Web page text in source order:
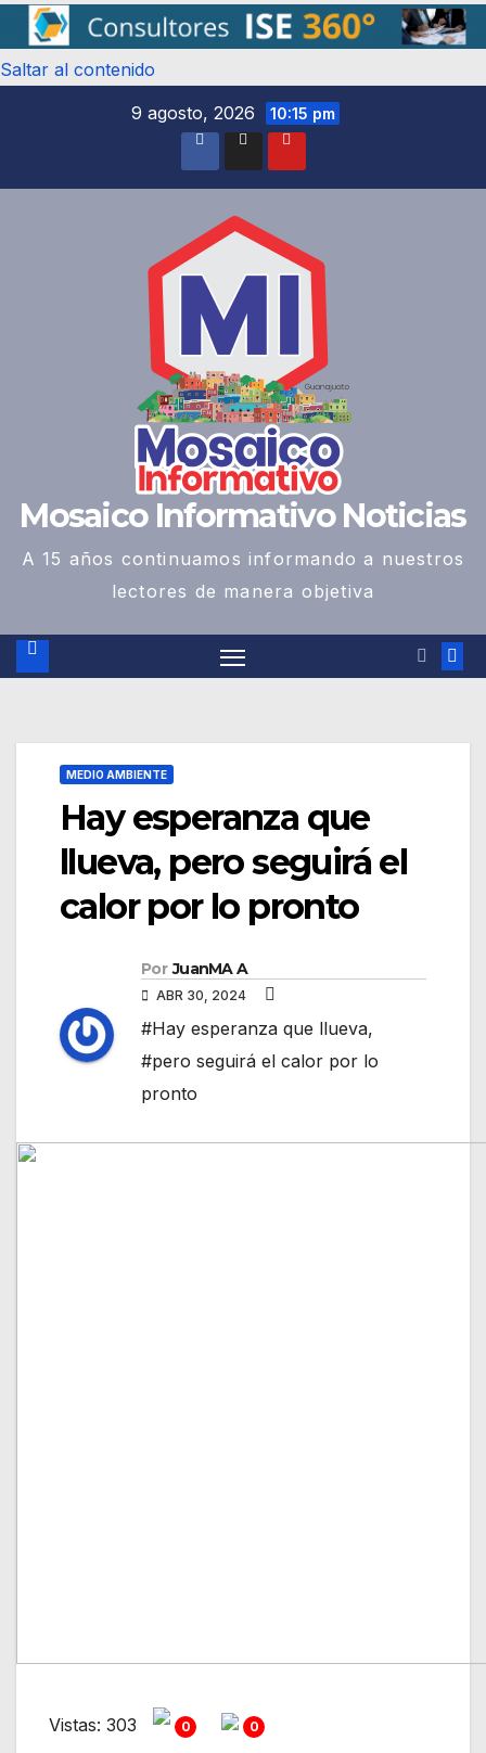
Saltar al contenido
9 agosto, 2026
10:15 pm
Mosaico Informativo Noticias
A 15 años continuamos informando a nuestros
lectores de manera objetiva
MEDIO AMBIENTE
Hay esperanza que
llueva, pero seguirá el
calor por lo pronto
Por JuanMA A
ABR 30, 2024
#Hay esperanza que llueva,
#pero seguirá el calor por lo
pronto
Vistas: 303 0 0